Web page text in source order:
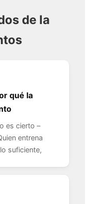
de la
qué la
es cierto –
entrena
suficiente,